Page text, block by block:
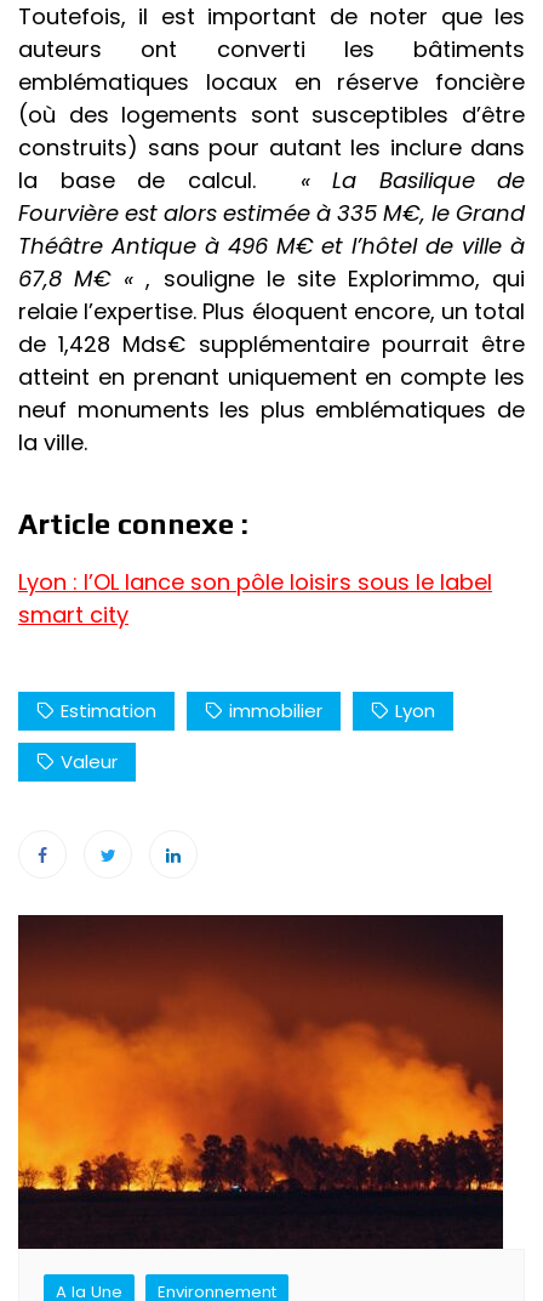
Toutefois, il est important de noter que les
auteurs ont converti les bâtiments
emblématiques locaux en réserve foncière
(où des logements sont susceptibles d’être
construits) sans pour autant les inclure dans
la base de calcul.
« La Basilique de
Fourvière est alors estimée à 335 M€, le Grand
Théâtre Antique à 496M€ et l’hôtel de ville à
67,8 M€ «, souligne le site Explorimmo, qui
relaie l’expertise. Plus éloquent encore, un total
de1,428 Mds€ supplémentaire pourrait être
atteint en prenant uniquement en compte les
neuf monuments les plus emblématiques de
la ville.
Article connexe :
Lyon : l’OL lance son pôle loisirs sous le label
smart city
Estimation immobilier
Lyon
Valeur
Navigation
de
l’article
A la Une Environnement